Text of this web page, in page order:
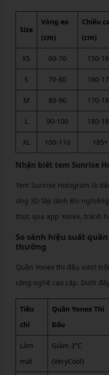
Size
Vòng eo
(cm)
Chiều
(cm)
XS 60-70 150-
S 70-80 160-
M 80-90 170-
L 90-100 180-
XL 100-110 185+
Nhận biết tem Sunrise
Tem Sunrise Hologram là
ứng 3D lấp lánh khi
thực qua app Yonex, tránh
So sánh hiệu suất
thường
Quần Yonex thi đấu vượt
công nghệ cao cấp. Dưới
Tiêu
chí
Quần Yonex Thi
Đấu
Làm
mát
Giảm 3°C
(VeryCool)